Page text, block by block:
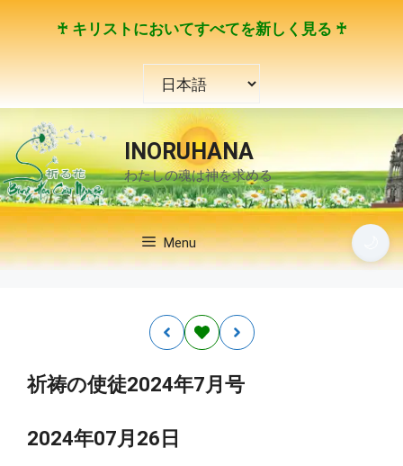
ス
キ
ッ
プ
♰ キリストにおいてすべてを新しく見る ♰
選
択
INORUHANA
わたしの魂は神を求める
Menu
祈祷の使徒2024年7月号
2024年07月26日